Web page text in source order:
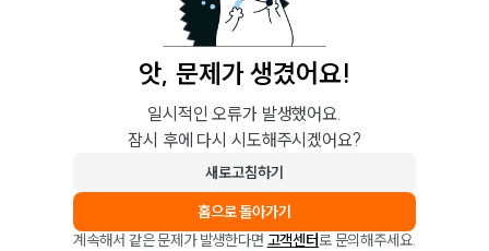
앗, 문제가 생겼어요!
일시적인 오류가 발생했어요.
잠시 후에 다시 시도해주시겠어요?
새로고침하기
홈으로 돌아가기
계속해서 같은 문제가 발생한다면 고객센터로 문의해주세요.